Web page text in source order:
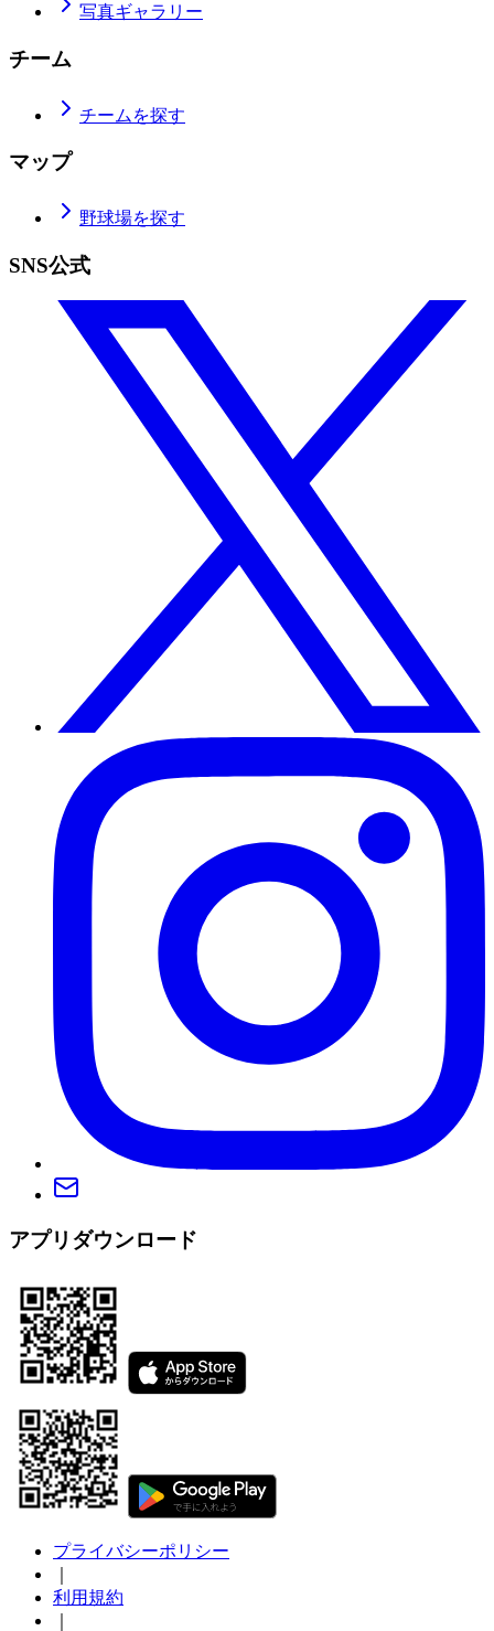
写真ギャラリー
チーム
チームを探す
マップ
野球場を探す
SNS公式
アプリダウンロード
プライバシーポリシー
利用規約